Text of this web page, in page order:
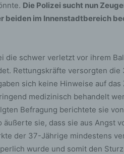
Die Polizei sucht nun
beiden im Innenstadtbereich
die schwer verletzt vor ihrem
Rettungskräfte versorgten
sich keine Hinweise auf das
medizinisch behandelt
Befragung berichtete sie
sie, dass sie aus Angst
der 37-Jährige mindestens
wurde und somit den